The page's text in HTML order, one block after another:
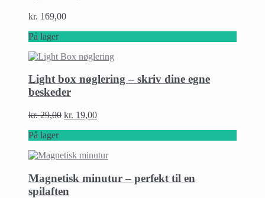
kr. 169,00
På lager
Light box nøglering – skriv dine egne
beskeder
kr.29,00 kr. 19,00
På lager
Magnetisk minutur – perfekt til en
spilaften